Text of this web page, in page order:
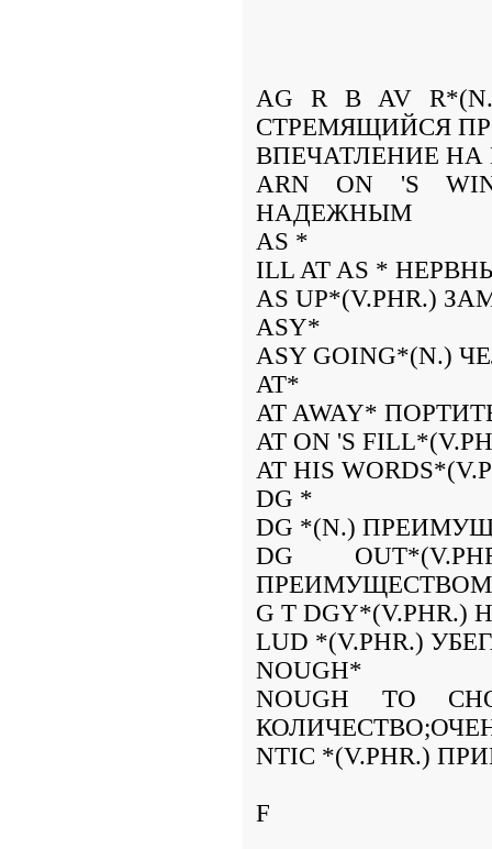
AG R B AV
СТРЕМЯЩИЙСЯ
ВПЕЧАТЛЕНИЕ НА
ARN ON 'S
НАДЕЖНЫМ
AS *
ILL AT AS *
AS UP*(V.PHR.)
ASY*
ASY GOING*(N.)
AT*
AT AWAY*
AT ON 'S
AT HIS
DG *
DG *(N.)
DG
ПРЕИМУЩЕСТВОМ
G T
LUD *(V.PHR.)
NOUGH*
NOUGH TO
NTIC *(V.PHR.)
F